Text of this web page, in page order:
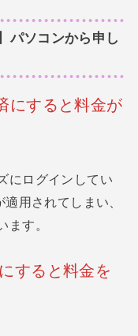
パソコンから申し
にすると料金が
にログインしてい
用されてしまい、
ます。
すると料金を